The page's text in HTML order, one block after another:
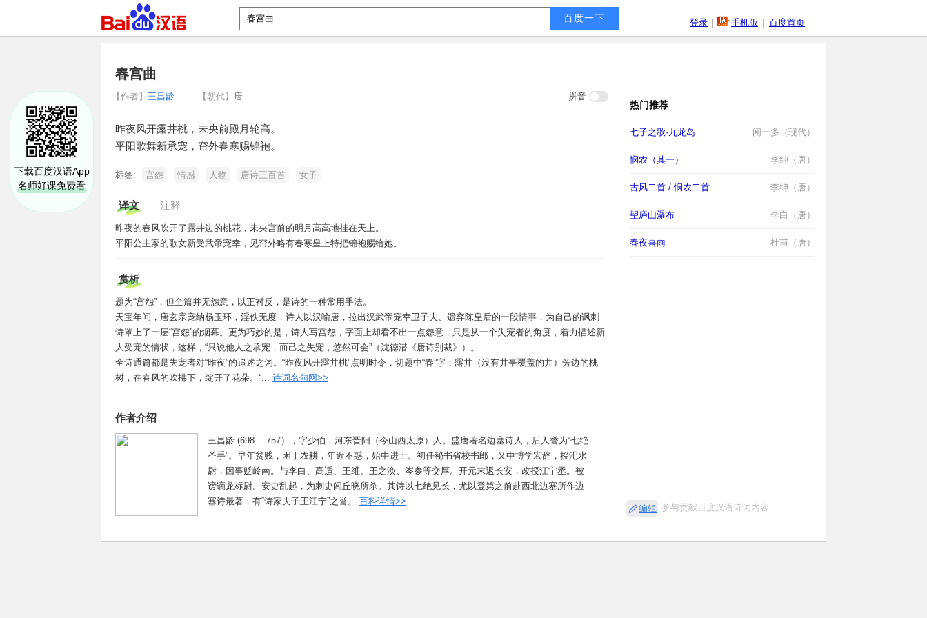
登录 | 手机版 | 百度首页
下载百度汉语App
名师好课免费看
春宫曲
【作者】 王昌龄 【朝代】 唐 拼音
昨夜风开露井桃，未央前殿月轮高。
平阳歌舞新承宠，帘外春寒赐锦袍。
标签: 宫怨 情感 人物 唐诗三百首 女子
译文 注释
昨夜的春风吹开了露井边的桃花，未央宫前的明月高高地挂在天上。
平阳公主家的歌女新受武帝宠幸，见帘外略有春寒皇上特把锦袍赐给她。
赏析
题为“宫怨”，但全篇并无怨意，以正衬反，是诗的一种常用手法。
天宝年间，唐玄宗宠纳杨玉环，淫佚无度，诗人以汉喻唐，拉出汉武帝宠幸卫子夫、遗弃陈皇后的一段情事，为自己的讽刺
诗罩上了一层“宫怨”的烟幕。更为巧妙的是，诗人写宫怨，字面上却看不出一点怨意，只是从一个失宠者的角度，着力描述新
人受宠的情状，这样，“只说他人之承宠，而己之失宠，悠然可会”（沈德潜《唐诗别裁》）。
全诗通篇都是失宠者对“昨夜”的追述之词。“昨夜风开露井桃”点明时令，切题中“春”字；露井（没有井亭覆盖的井）旁边的桃
树，在春风的吹拂下，绽开了花朵。“... 诗词名句网>>
作者介绍
王昌龄 (698— 757），字少伯，河东晋阳（今山西太原）人。盛唐著名边塞诗人，后人誉为“七绝
圣手”。早年贫贱，困于农耕，年近不惑，始中进士。初任秘书省校书郎，又中博学宏辞，授汜水
尉，因事贬岭南。与李白、高适、王维、王之涣、岑参等交厚。开元末返长安，改授江宁丞。被
谤谪龙标尉。安史乱起，为刺史闾丘晓所杀。其诗以七绝见长，尤以登第之前赴西北边塞所作边
塞诗最著，有“诗家夫子王江宁”之誉。
百科详情>>
热门推荐
七子之歌·九龙岛 闻一多（现代）
悯农（其一） 李绅（唐）
古风二首 / 悯农二首 李绅（唐）
望庐山瀑布 李白（唐）
春夜喜雨 杜甫（唐）
编辑 参与贡献百度汉语诗词内容